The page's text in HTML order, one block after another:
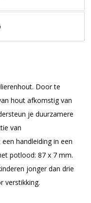
Door te
hout afkomstig van
je duurzamere
van
handleiding in een
potlood: 87 x 7 mm.
jonger dan drie
verstikking.